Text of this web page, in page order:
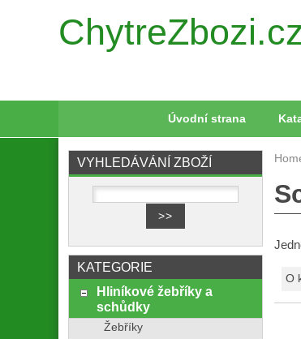
Úvodní strana
O
VYHLEDÁVÁNÍ ZBOŽÍ
KATEGORIE
Hliníkové žebříky a
schůdky
Žebříky